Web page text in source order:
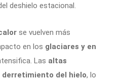
deshielo estacional.
se vuelven más
en los glaciares y en
Las altas
derretimiento del hielo, lo